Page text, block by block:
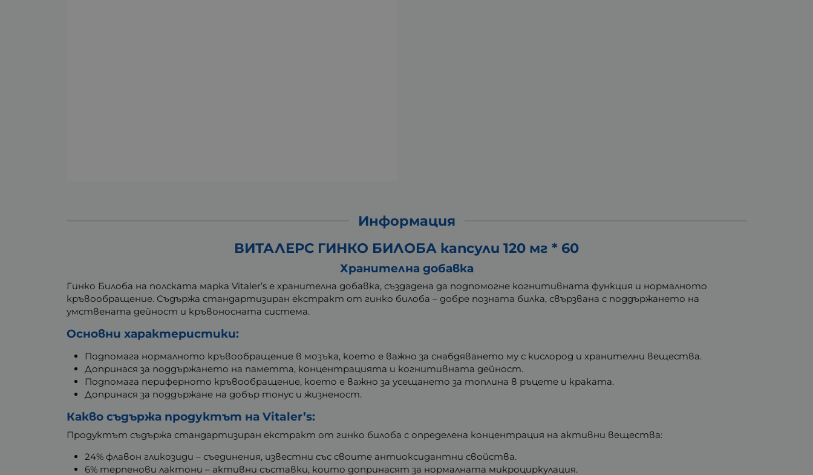
Информация
ВИТАЛЕРС ГИНКО БИЛОБА капсули 120 мг * 60
Хранителна добавка
Гинко Билоба на полската марка Vitaler’s е хранителна добавка, създадена да подпомогне когнитивната функция и нормалното
кръвообращение. Съдържа стандартизиран екстракт от гинко билоба – добре позната билка, свързвана с поддържането на
умствената дейност и кръвоносната система.
Основни характеристики:
Подпомага нормалното кръвообращение в мозъка, което е важно за снабдяването му с кислород и хранителни вещества.
Допринася за поддържането на паметта, концентрацията и когнитивната дейност.
Подпомага периферното кръвообращение, което е важно за усещането за топлина в ръцете и краката.
Допринася за поддържане на добър тонус и жизненост.
Какво съдържа продуктът на Vitaler’s:
Продуктът съдържа стандартизиран екстракт от гинко билоба с определена концентрация на активни вещества:
24% флавон гликозиди – съединения, известни със своите антиоксидантни свойства.
6% терпенови лактони – активни съставки, които допринасят за нормалната микроциркулация.